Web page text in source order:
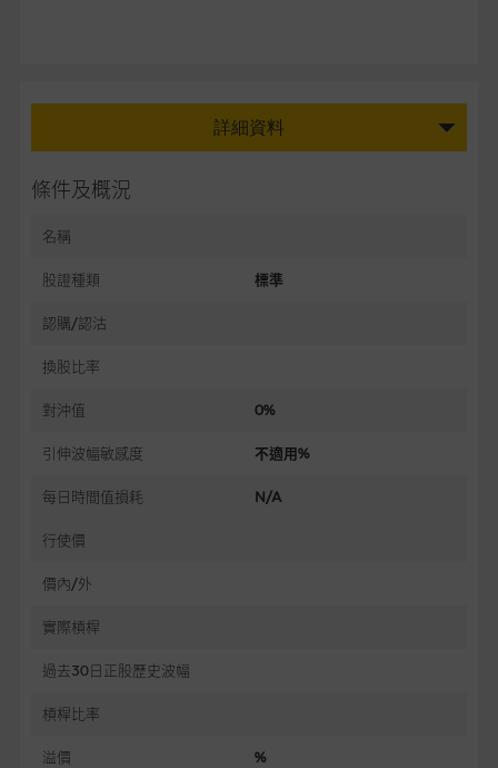
詳細資料
條件及概況
名稱
股證種類 標準
認購/認沽
換股比率
對沖值 0%
引伸波幅敏感度 不適用%
每日時間值損耗 N/A
行使價
價內/外
實際槓桿
過去30日正股歷史波幅
槓桿比率
溢價 %